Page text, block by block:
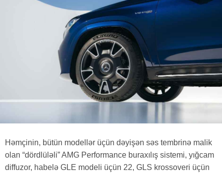
Həmçinin, bütün modellər üçün dəyişən səs tembrinə malik
olan “dördlüləli” AMG Performance buraxılış sistemi, yığcam
diffuzor, habelə GLE modeli üçün 22, GLS krossoveri üçün